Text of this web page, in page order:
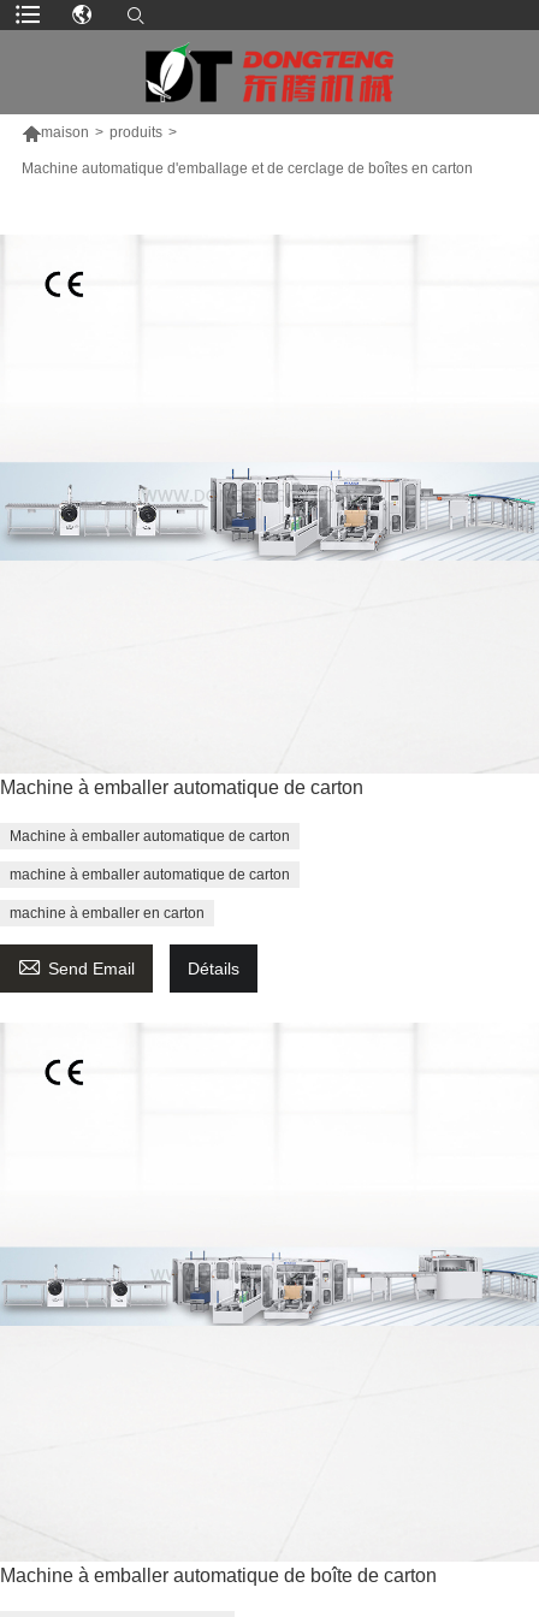
maison > produits >
Machine automatique d'emballage et de cerclage de boîtes en carton
Machine à emballer automatique de carton
Machine à emballer automatique de carton
machine à emballer automatique de carton
machine à emballer en carton
 Send Email Détails
Machine à emballer automatique de boîte de carton